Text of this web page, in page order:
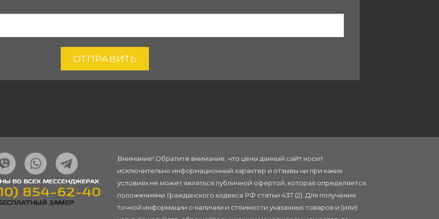
ОТПРАВИТЬ
Внимание! Обратите внимание, что цены данный сайт носит
исключительно информационный характер и отзывы ни при каких
условиях не может являться публичной офертой, которая определяется
положениями Гражданского кодекса РФ статьи 437 (2). Для получения
точной информации о наличии и стоимости указанных товаров и (или)